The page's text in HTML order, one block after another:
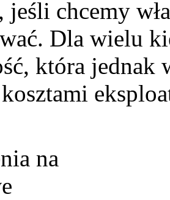
jeśli chcemy
Dla wielu
która jednak